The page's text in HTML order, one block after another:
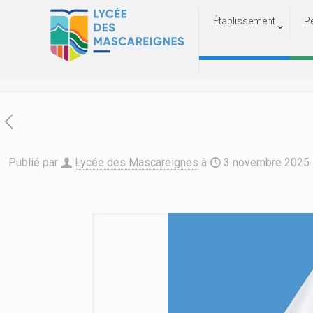
Établissement
Jeudi 6
Accueil
Publié par Lycée des Mascareignes à 3 novembre 2025